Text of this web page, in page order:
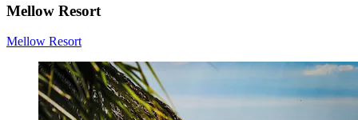
Mellow Resort
Mellow Resort